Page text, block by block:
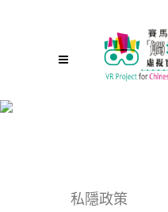
私隱政策